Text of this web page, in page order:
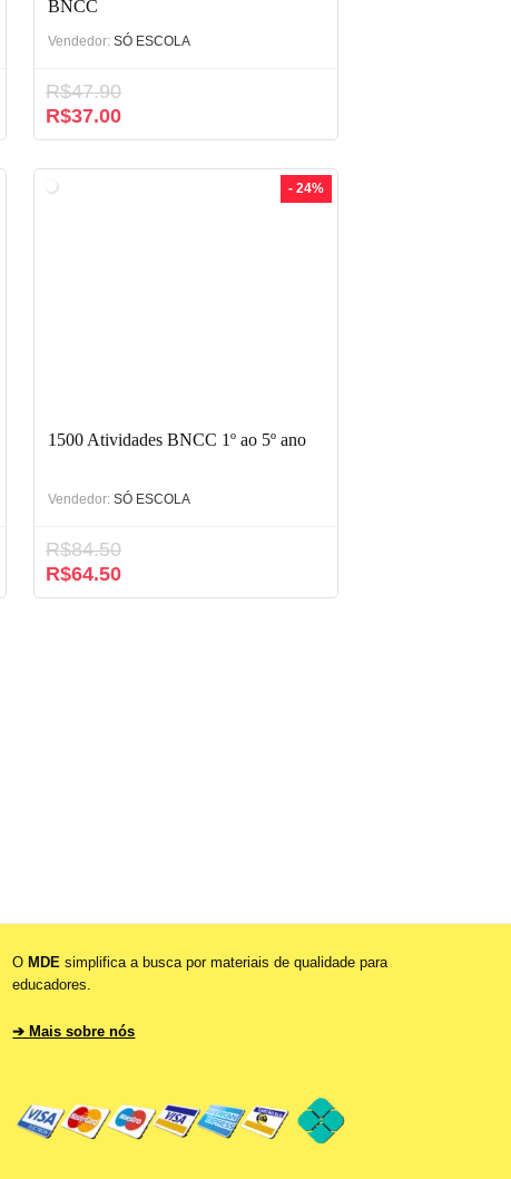
BNCC
Vendedor: SÓ ESCOLA
R$47.90
R$37.00
- 24%
1500 Atividades BNCC 1º ao 5º ano
Vendedor: SÓ ESCOLA
R$84.50
R$64.50
O MDE simplifica a busca por materiais de qualidade para
educadores.
➔ Mais sobre nós